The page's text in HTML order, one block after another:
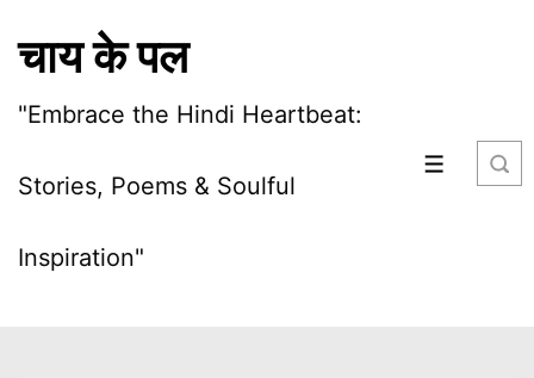
चाय के पल
"Embrace the Hindi Heartbeat:
Stories, Poems & Soulful
Inspiration"